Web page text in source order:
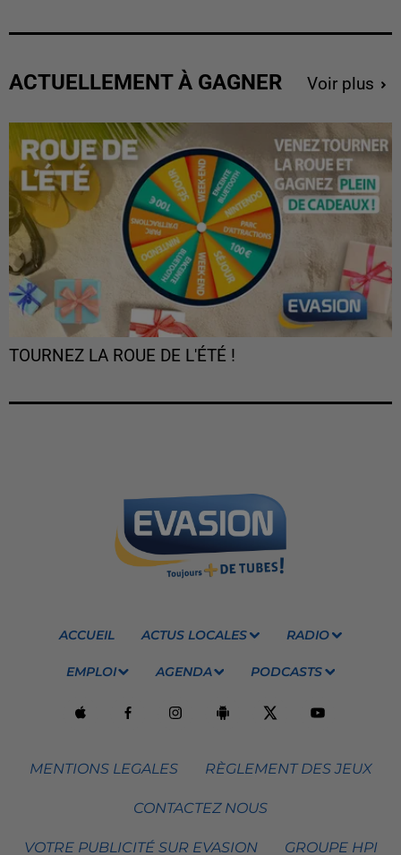
ACTUELLEMENT À GAGNER Voir plus
TOURNEZ LA ROUE DE L'ÉTÉ !
ACCUEIL ACTUS LOCALES RADIO
EMPLOI AGENDA PODCASTS
MENTIONS LEGALES RÈGLEMENT DES JEUX
CONTACTEZ NOUS
VOTRE PUBLICITÉ SUR EVASION GROUPE HPI